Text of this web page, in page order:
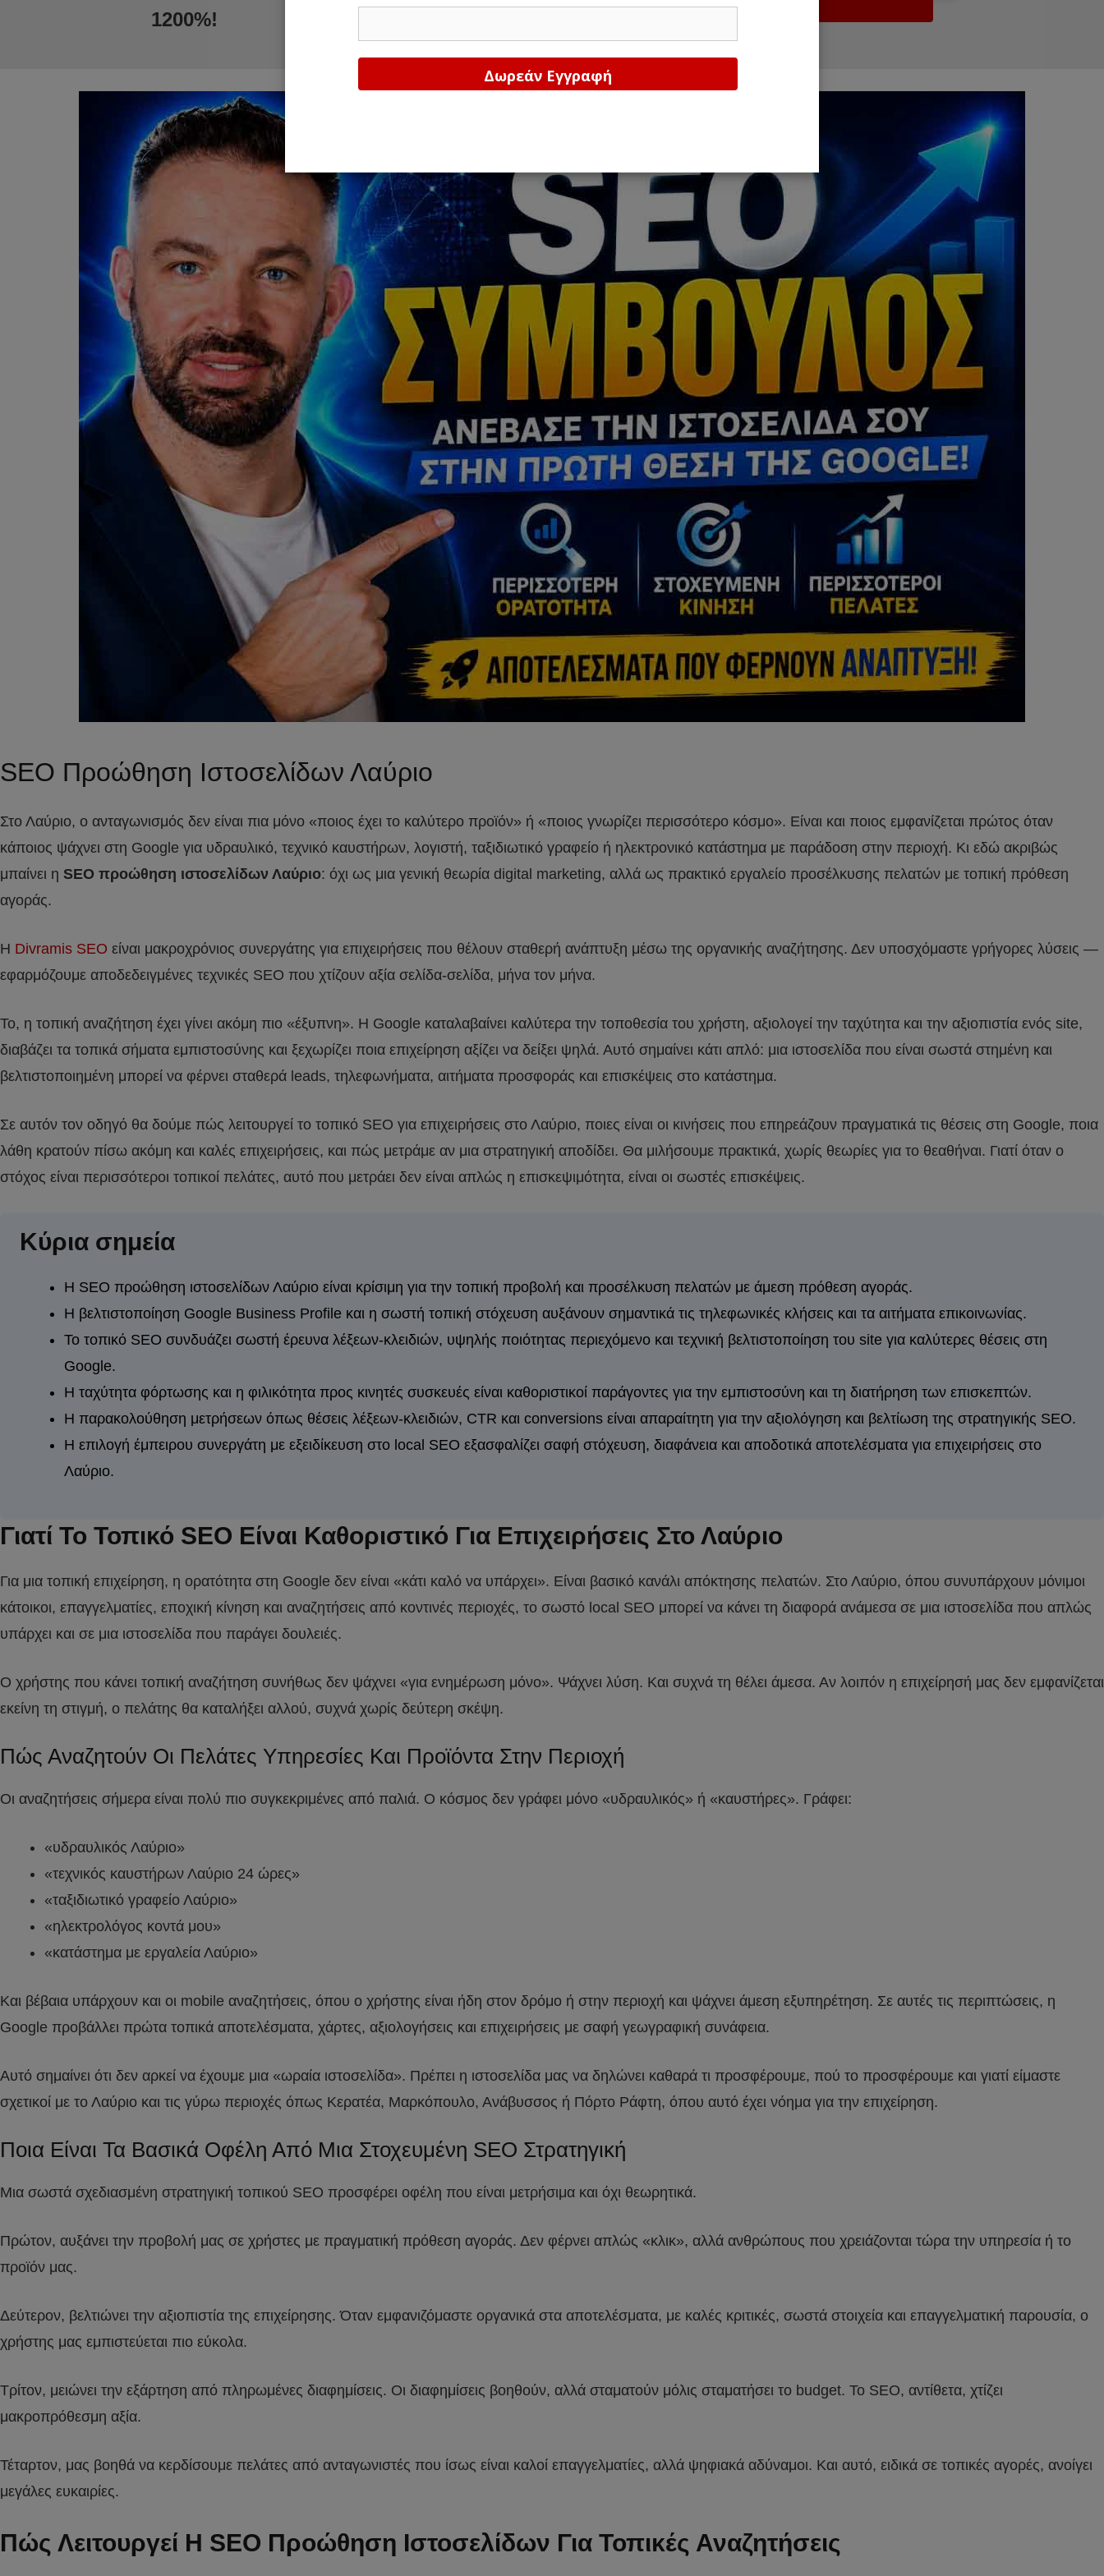
1200%!
SEO Προώθηση Ιστοσελίδων Λαύριο
Στο Λαύριο, ο ανταγωνισμός δεν είναι πια μόνο «ποιος έχει το καλύτερο προϊόν» ή «ποιος γνωρίζει περισσότερο κόσμο». Είναι και ποιος εμφανίζεται πρώτος όταν
κάποιος ψάχνει στη Google για υδραυλικό, τεχνικό καυστήρων, λογιστή, ταξιδιωτικό γραφείο ή ηλεκτρονικό κατάστημα με παράδοση στην περιοχή. Κι εδώ ακριβώς
μπαίνει η SEO προώθηση ιστοσελίδων Λαύριο: όχι ως μια γενική θεωρία digital marketing, αλλά ως πρακτικό εργαλείο προσέλκυσης πελατών με τοπική πρόθεση
αγοράς.
Η Divramis SEO είναι μακροχρόνιος συνεργάτης για επιχειρήσεις που θέλουν σταθερή ανάπτυξη μέσω της οργανικής αναζήτησης. Δεν υποσχόμαστε γρήγορες λύσεις —
εφαρμόζουμε αποδεδειγμένες τεχνικές SEO που χτίζουν αξία σελίδα-σελίδα, μήνα τον μήνα.
Το, η τοπική αναζήτηση έχει γίνει ακόμη πιο «έξυπνη». Η Google καταλαβαίνει καλύτερα την τοποθεσία του χρήστη, αξιολογεί την ταχύτητα και την αξιοπιστία ενός site,
διαβάζει τα τοπικά σήματα εμπιστοσύνης και ξεχωρίζει ποια επιχείρηση αξίζει να δείξει ψηλά. Αυτό σημαίνει κάτι απλό: μια ιστοσελίδα που είναι σωστά στημένη και
βελτιστοποιημένη μπορεί να φέρνει σταθερά leads, τηλεφωνήματα, αιτήματα προσφοράς και επισκέψεις στο κατάστημα.
Σε αυτόν τον οδηγό θα δούμε πώς λειτουργεί το τοπικό SEO για επιχειρήσεις στο Λαύριο, ποιες είναι οι κινήσεις που επηρεάζουν πραγματικά τις θέσεις στη Google, ποια
λάθη κρατούν πίσω ακόμη και καλές επιχειρήσεις, και πώς μετράμε αν μια στρατηγική αποδίδει. Θα μιλήσουμε πρακτικά, χωρίς θεωρίες για το θεαθήναι. Γιατί όταν ο
στόχος είναι περισσότεροι τοπικοί πελάτες, αυτό που μετράει δεν είναι απλώς η επισκεψιμότητα, είναι οι σωστές επισκέψεις.
Κύρια σημεία
Η SEO προώθηση ιστοσελίδων Λαύριο είναι κρίσιμη για την τοπική προβολή και προσέλκυση πελατών με άμεση πρόθεση αγοράς.
Η βελτιστοποίηση Google Business Profile και η σωστή τοπική στόχευση αυξάνουν σημαντικά τις τηλεφωνικές κλήσεις και τα αιτήματα επικοινωνίας.
Το τοπικό SEO συνδυάζει σωστή έρευνα λέξεων-κλειδιών, υψηλής ποιότητας περιεχόμενο και τεχνική βελτιστοποίηση του site για καλύτερες θέσεις στη
Google.
Η ταχύτητα φόρτωσης και η φιλικότητα προς κινητές συσκευές είναι καθοριστικοί παράγοντες για την εμπιστοσύνη και τη διατήρηση των επισκεπτών.
Η παρακολούθηση μετρήσεων όπως θέσεις λέξεων-κλειδιών, CTR και conversions είναι απαραίτητη για την αξιολόγηση και βελτίωση της στρατηγικής SEO.
Η επιλογή έμπειρου συνεργάτη με εξειδίκευση στο local SEO εξασφαλίζει σαφή στόχευση, διαφάνεια και αποδοτικά αποτελέσματα για επιχειρήσεις στο
Λαύριο.
Γιατί Το Τοπικό SEO Είναι Καθοριστικό Για Επιχειρήσεις Στο Λαύριο
Για μια τοπική επιχείρηση, η ορατότητα στη Google δεν είναι «κάτι καλό να υπάρχει». Είναι βασικό κανάλι απόκτησης πελατών. Στο Λαύριο, όπου συνυπάρχουν μόνιμοι
κάτοικοι, επαγγελματίες, εποχική κίνηση και αναζητήσεις από κοντινές περιοχές, το σωστό local SEO μπορεί να κάνει τη διαφορά ανάμεσα σε μια ιστοσελίδα που απλώς
υπάρχει και σε μια ιστοσελίδα που παράγει δουλειές.
Ο χρήστης που κάνει τοπική αναζήτηση συνήθως δεν ψάχνει «για ενημέρωση μόνο». Ψάχνει λύση. Και συχνά τη θέλει άμεσα. Αν λοιπόν η επιχείρησή μας δεν εμφανίζεται
εκείνη τη στιγμή, ο πελάτης θα καταλήξει αλλού, συχνά χωρίς δεύτερη σκέψη.
Πώς Αναζητούν Οι Πελάτες Υπηρεσίες Και Προϊόντα Στην Περιοχή
Οι αναζητήσεις σήμερα είναι πολύ πιο συγκεκριμένες από παλιά. Ο κόσμος δεν γράφει μόνο «υδραυλικός» ή «καυστήρες». Γράφει:
«υδραυλικός Λαύριο»
«τεχνικός καυστήρων Λαύριο 24 ώρες»
«ταξιδιωτικό γραφείο Λαύριο»
«ηλεκτρολόγος κοντά μου»
«κατάστημα με εργαλεία Λαύριο»
Και βέβαια υπάρχουν και οι mobile αναζητήσεις, όπου ο χρήστης είναι ήδη στον δρόμο ή στην περιοχή και ψάχνει άμεση εξυπηρέτηση. Σε αυτές τις περιπτώσεις, η
Google προβάλλει πρώτα τοπικά αποτελέσματα, χάρτες, αξιολογήσεις και επιχειρήσεις με σαφή γεωγραφική συνάφεια.
Αυτό σημαίνει ότι δεν αρκεί να έχουμε μια «ωραία ιστοσελίδα». Πρέπει η ιστοσελίδα μας να δηλώνει καθαρά τι προσφέρουμε, πού το προσφέρουμε και γιατί είμαστε
σχετικοί με το Λαύριο και τις γύρω περιοχές όπως Κερατέα, Μαρκόπουλο, Ανάβυσσος ή Πόρτο Ράφτη, όπου αυτό έχει νόημα για την επιχείρηση.
Ποια Είναι Τα Βασικά Οφέλη Από Μια Στοχευμένη SEO Στρατηγική
Μια σωστά σχεδιασμένη στρατηγική τοπικού SEO προσφέρει οφέλη που είναι μετρήσιμα και όχι θεωρητικά.
Πρώτον, αυξάνει την προβολή μας σε χρήστες με πραγματική πρόθεση αγοράς. Δεν φέρνει απλώς «κλικ», αλλά ανθρώπους που χρειάζονται τώρα την υπηρεσία ή το
προϊόν μας.
Δεύτερον, βελτιώνει την αξιοπιστία της επιχείρησης. Όταν εμφανιζόμαστε οργανικά στα αποτελέσματα, με καλές κριτικές, σωστά στοιχεία και επαγγελματική παρουσία, ο
χρήστης μας εμπιστεύεται πιο εύκολα.
Τρίτον, μειώνει την εξάρτηση από πληρωμένες διαφημίσεις. Οι διαφημίσεις βοηθούν, αλλά σταματούν μόλις σταματήσει το budget. Το SEO, αντίθετα, χτίζει
μακροπρόθεσμη αξία.
Τέταρτον, μας βοηθά να κερδίσουμε πελάτες από ανταγωνιστές που ίσως είναι καλοί επαγγελματίες, αλλά ψηφιακά αδύναμοι. Και αυτό, ειδικά σε τοπικές αγορές, ανοίγει
μεγάλες ευκαιρίες.
Πώς Λειτουργεί Η SEO Προώθηση Ιστοσελίδων Για Τοπικές Αναζητήσεις